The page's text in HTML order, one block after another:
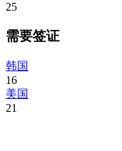
25
需要签证
韩国
16
美国
21